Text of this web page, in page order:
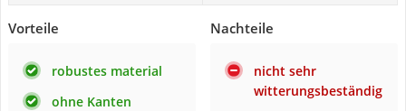
Vorteile
robustes material
ohne Kanten
Nachteile
nicht sehr
witterungsbeständig